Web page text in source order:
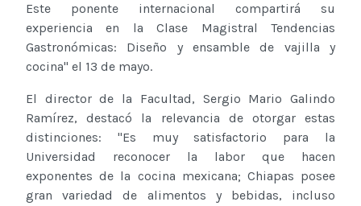
Este ponente internacional compartirá su
experiencia en la Clase Magistral Tendencias
Gastronómicas: Diseño y ensamble de vajilla y
cocina" el 13 de mayo.
El director de la Facultad, Sergio Mario Galindo
Ramírez, destacó la relevancia de otorgar estas
distinciones: "Es muy satisfactorio para la
Universidad reconocer la labor que hacen
exponentes de la cocina mexicana; Chiapas posee
gran variedad de alimentos y bebidas, incluso